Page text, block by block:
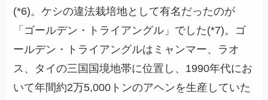
(*6)。ケシの違法栽培地として有名だったのが
「ゴールデン・トライアングル」でした(*7)。ゴ
ールデン・トライアングルはミャンマー、ラオ
ス、タイの三国国境地帯に位置し、1990年代にお
いて年間約2万5,000トンのアヘンを生産していた